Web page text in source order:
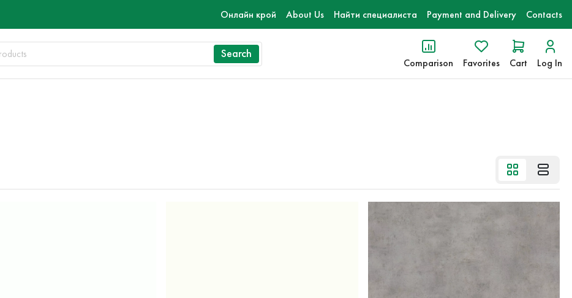
Онлайн крой About Us Найти специалиста Payment and Delivery Contacts
Search
Comparison Favorites Cart Log In